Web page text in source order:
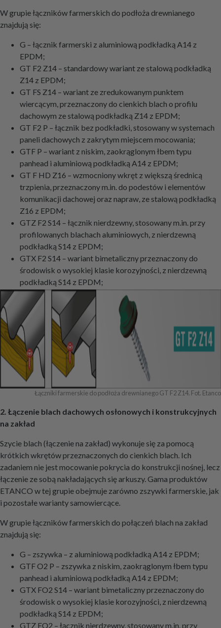
W grupie łączników farmerskich do podłoża drewnianego
znajdują się:
G – łącznik farmerski z aluminiową podkładką A14 z
EPDM;
GT F2 Z14 – standardowy wariant ze stalową podkładką
Z14 z EPDM;
GT FS Z14 – wariant ze zredukowanym punktem
wiercącym, przeznaczony do cienkich blach o profilu
dachowym ze stalową podkładką Z14 z EPDM;
GT F2 P – łącznik bez podkładki, stosowany w systemach
paneli dachowych z zakrytym miejscem mocowania;
GTF P – wariant z niskim, zaokrąglonym łbem typu
panhead i aluminiową podkładką A14 z EPDM;
GT F HD Z16 – wzmocniony wkręt z większą średnicą
trzpienia, przeznaczony m.in. do podestów i elementów
komunikacji dachowej oraz napraw, ze stalową podkładką
Z16 z EPDM;
GTZ F2 S14 – łącznik nierdzewny, stosowany m.in. przy
profilowanych blachach aluminiowych, z nierdzewną
podkładką S14 z EPDM;
GTX F2 S14 – wariant bimetaliczny przeznaczony do
środowisk o wysokiej klasie korozyjności, z nierdzewną
podkładką S14 z EPDM;
Łączniki farmerskie do podłoża drewnianego GT F2 Z14. Fot. Etanco
2. Łączenie blach dachowych osłonowych i konstrukcyjnych
na zakład
Szycie blach (łączenie na zakład) wykonuje się za pomocą
krótkich wkrętów przeznaczonych do cienkich blach. Ich
zadaniem nie jest mocowanie pokrycia do konstrukcji nośnej, lecz
łączenie ze sobą nakładających się arkuszy. Gama produktów
ETANCO w tej grupie obejmuje zarówno zszywki farmerskie, jak
i pozostałe warianty samowiercące.
W grupie łączników farmerskich do połączeń blach na zakład
znajdują się:
G – zszywka – z aluminiową podkładką A14 z EPDM;
GTF O2 P – zszywka z niskim, zaokrąglonym łbem typu
panhead i aluminiową podkładką A14 z EPDM;
GTX FO2 S14 – wariant bimetaliczny przeznaczony do
środowisk o wysokiej klasie korozyjności, z nierdzewną
podkładką S14 z EPDM;
GTZ FO2 – łącznik nierdzewny, stosowany m.in. przy